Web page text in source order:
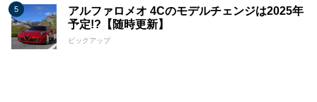
アルファロメオ 4Cのモデルチェンジは2025年
予定!?【随時更新】
ピックアップ